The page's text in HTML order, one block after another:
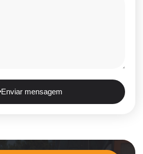
Enviar mensagem